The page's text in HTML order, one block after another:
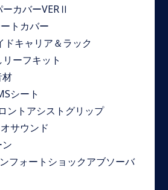
ーカバーVERⅡ
トカバー
ドキャリア＆ラック
ーフキット
材
シート
ントアシストグリップ
サウンド
フォートショックアブソーバ